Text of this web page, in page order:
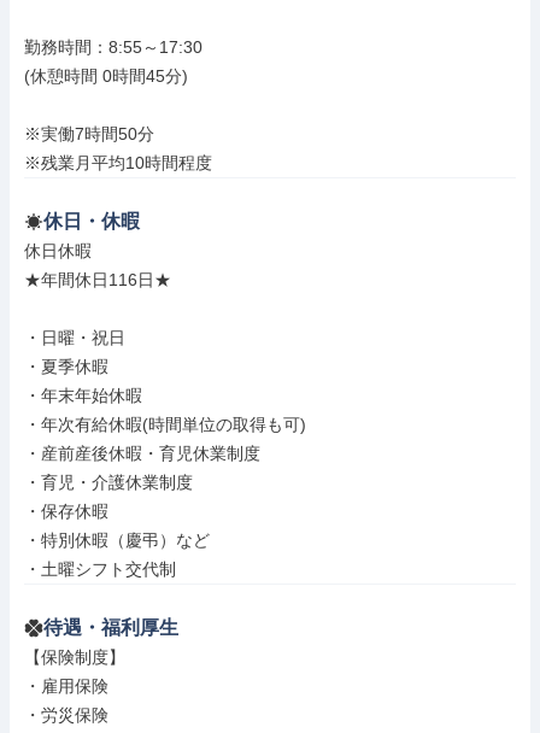
勤務時間：8:55～17:30
(休憩時間 0時間45分)
※実働7時間50分
※残業月平均10時間程度
休日・休暇
休日休暇
★年間休日116日★
・日曜・祝日
・夏季休暇
・年末年始休暇
・年次有給休暇(時間単位の取得も可)
・産前産後休暇・育児休業制度
・育児・介護休業制度
・保存休暇
・特別休暇（慶弔）など
・土曜シフト交代制
待遇・福利厚生
【保険制度】
・雇用保険
・労災保険